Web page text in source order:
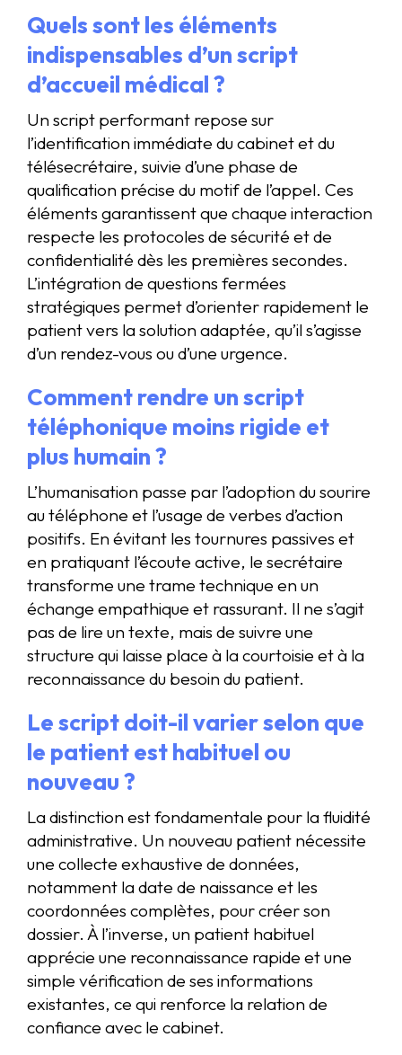
Quels sont les éléments
indispensables d’un script
d’accueil médical ?
Un script performant repose sur
l’identification immédiate du cabinet et du
télésecrétaire, suivie d’une phase de
qualification précise du motif de l’appel. Ces
éléments garantissent que chaque interaction
respecte les protocoles de sécurité et de
confidentialité dès les premières secondes.
L’intégration de questions fermées
stratégiques permet d’orienter rapidement le
patient vers la solution adaptée, qu’il s’agisse
d’un rendez-vous ou d’une urgence.
Comment rendre un script
téléphonique moins rigide et
plus humain ?
L’humanisation passe par l’adoption du sourire
au téléphone et l’usage de verbes d’action
positifs. En évitant les tournures passives et
en pratiquant l’écoute active, le secrétaire
transforme une trame technique en un
échange empathique et rassurant. Il ne s’agit
pas de lire un texte, mais de suivre une
structure qui laisse place à la courtoisie et à la
reconnaissance du besoin du patient.
Le script doit-il varier selon que
le patient est habituel ou
nouveau ?
La distinction est fondamentale pour la fluidité
administrative. Un nouveau patient nécessite
une collecte exhaustive de données,
notamment la date de naissance et les
coordonnées complètes, pour créer son
dossier. À l’inverse, un patient habituel
apprécie une reconnaissance rapide et une
simple vérification de ses informations
existantes, ce qui renforce la relation de
confiance avec le cabinet.